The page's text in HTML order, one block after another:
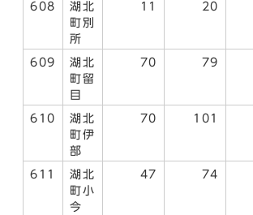
608
湖北
町別
所
11 20
609
湖北
町留
目
70 79
610
湖北
町伊
部
70 101
611
湖北
町小
今
47 74